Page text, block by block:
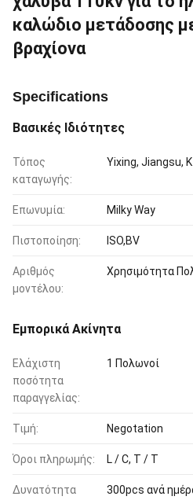
καλώδιο μετάδοσης
βραχίονα
Specifications
Βασικές Ιδιότητες
Τόπος
καταγωγής:
Yixing, Jiangsu,
Επωνυμία: Milky Way
Πιστοποίηση: ISO,BV
Αριθμός
μοντέλου:
Χρησιμότητα
Εμπορικά Ακίνητα
Ελάχιστη
ποσότητα
παραγγελίας:
1 Πολωνοί
Τιμή: Negotation
Όροι πληρωμής: L / C, T / T
Δυνατότητα
300pcs ανά